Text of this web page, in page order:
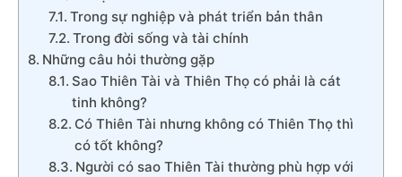
Trong sự nghiệp và phát triển bản thân
Trong đời sống và tài chính
Những câu hỏi thường gặp
Sao Thiên Tài và Thiên Thọ có phải là cát
tinh không?
Có Thiên Tài nhưng không có Thiên Thọ thì
có tốt không?
Người có sao Thiên Tài thường phù hợp với